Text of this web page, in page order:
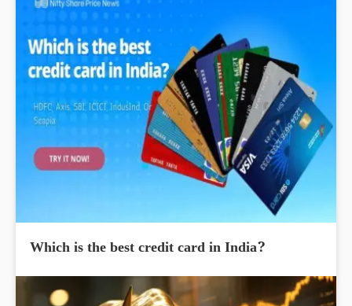
Which is the best credit card in India?